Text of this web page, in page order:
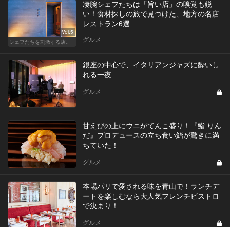
Vol.5
シェフたちを刺激する店。
凄腕シェフたちは「旨い店」の嗅覚も鋭
い！食材探しの旅で見つけた、地方の名店
レストラン6選
グルメ
銀座の中心で、イタリアンジャズに酔いし
れる一夜
グルメ
甘えびの上にウニがてんこ盛り！『鮨 りん
だ』プロデュースの立ち食い鮨が驚きに満
ちていた！
グルメ
本場パリで愛される味を青山で！ランチデ
ートを楽しむなら大人気フレンチビストロ
で決まり！
グルメ